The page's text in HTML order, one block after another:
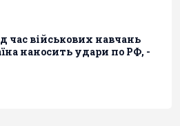
час військових навчань
наносить удари по РФ, -